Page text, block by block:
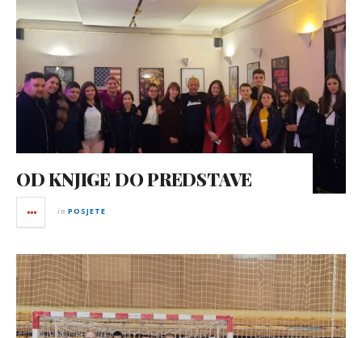
OD KNJIGE DO PREDSTAVE
in POSJETE